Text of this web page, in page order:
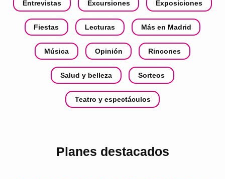
Entrevistas Excursiones Exposiciones
Fiestas Lecturas Más en Madrid
Música Opinión Rincones
Salud y belleza Sorteos
Teatro y espectáculos
Planes destacados